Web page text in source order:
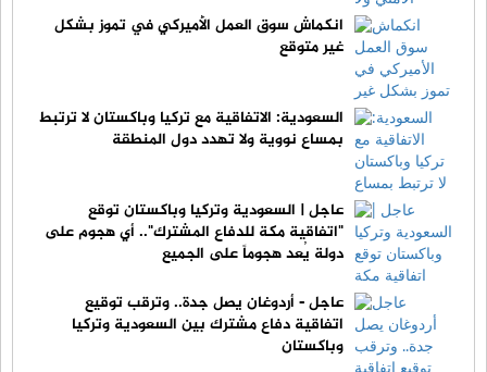
انكماش سوق العمل الأميركي في تموز بشكل
غير متوقع
السعودية: الاتفاقية مع تركيا وباكستان لا ترتبط
بمساع نووية ولا تهدد دول المنطقة
عاجل | السعودية وتركيا وباكستان توقع
"اتفاقية مكة للدفاع المشترك".. أي هجوم على
دولة يُعد هجوماً على الجميع
عاجل - أردوغان يصل جدة.. وترقب توقيع
اتفاقية دفاع مشترك بين السعودية وتركيا
وباكستان